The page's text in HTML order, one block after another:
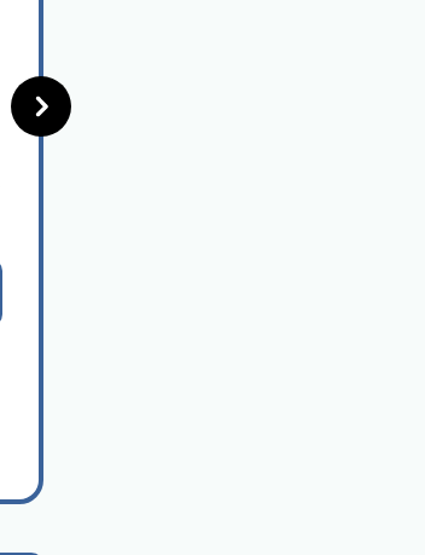
司法書士法人鴨宮パー
トナーズ 渋谷コンサル